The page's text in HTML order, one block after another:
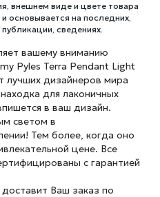
внешнем виде и цвете товара
основывается на последних,
сведениях.
вашему вниманию
Pyles Terra Pendant Light
лучших дизайнеров мира
для лаконичных
в ваш дизайн.
светом в
Тем более, когда оно
цене. Все
с гарантией
Ваш заказ по